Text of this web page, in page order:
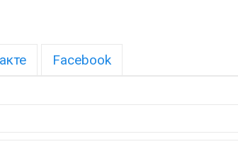
Facebook